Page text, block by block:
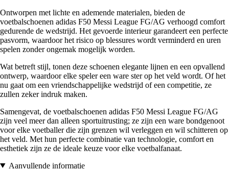
Ontworpen met lichte en ademende materialen, bieden de
voetbalschoenen adidas F50 Messi League FG/AG verhoogd comfort
gedurende de wedstrijd. Het gevoerde interieur garandeert een perfecte
pasvorm, waardoor het risico op blessures wordt verminderd en uren
spelen zonder ongemak mogelijk worden.
Wat betreft stijl, tonen deze schoenen elegante lijnen en een opvallend
ontwerp, waardoor elke speler een ware ster op het veld wordt. Of het
nu gaat om een vriendschappelijke wedstrijd of een competitie, ze
zullen zeker indruk maken.
Samengevat, de voetbalschoenen adidas F50 Messi League FG/AG
zijn veel meer dan alleen sportuitrusting; ze zijn een ware bondgenoot
voor elke voetballer die zijn grenzen wil verleggen en wil schitteren op
het veld. Met hun perfecte combinatie van technologie, comfort en
esthetiek zijn ze de ideale keuze voor elke voetbalfanaat.
Aanvullende informatie